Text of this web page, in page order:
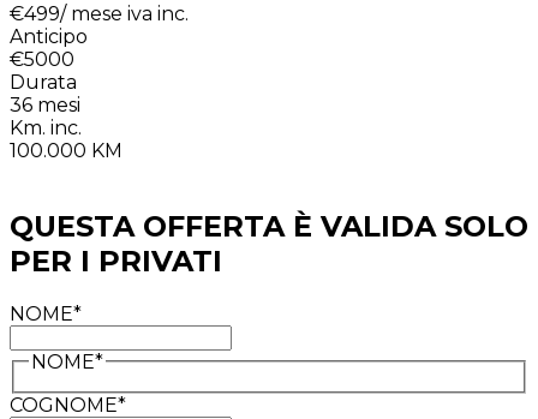
€499/ mese iva inc.
Anticipo
€5000
Durata
36 mesi
Km. inc.
100.000 KM
QUESTA OFFERTA È VALIDA SOLO
PER I PRIVATI
NOME*
NOME*
COGNOME*